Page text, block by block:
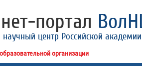
портал
научный центр Российской
организации